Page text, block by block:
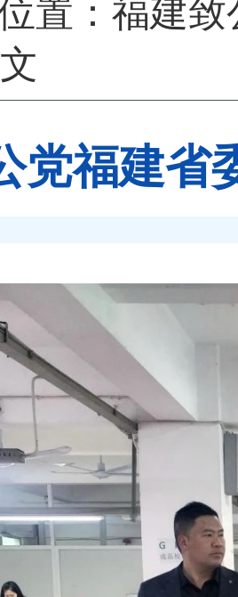
置： 福建致
党福建省